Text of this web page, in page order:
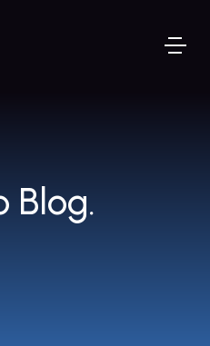
Blog.